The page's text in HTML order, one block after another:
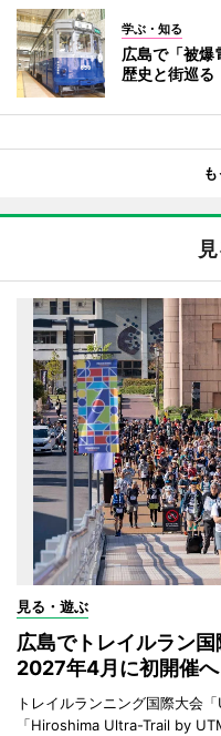
学ぶ・知る
広島で「被
歴史と街巡る
見る・遊ぶ
広島でトレイルラン
2027年4月に初開催へ
トレイルランニング国際大会
「Hiroshima Ultra-Trail by